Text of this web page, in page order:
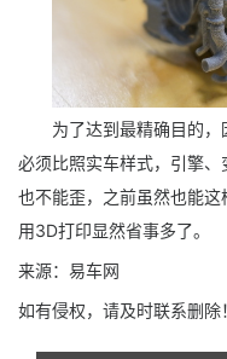
为了达到最精确目的
必须比照实车样式，引擎
也不能歪，之前虽然也能
用3D打印显然省事多了。
来源：易车网
如有侵权，请及时联系删除！